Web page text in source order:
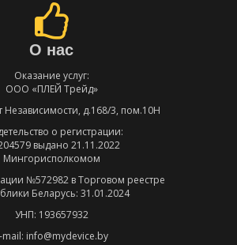
О нас
Оказание услуг:
ООО «ПЛЕЙ Трейд»
Независимости, д.168/3, пом.10Н
о регистрации:
выдано 21.11.2022
Мингорисполкомом
№572982 в Торговом реестре
Беларусь: 31.01.2024
УНП: 193657932
mail: info@mydevice.by